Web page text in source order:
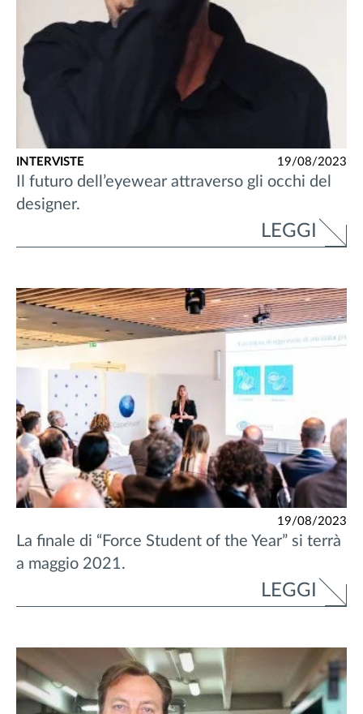
INTERVISTE 19/08/2023
Il futuro dell’eyewear attraverso gli occhi del
designer.
LEGGI
19/08/2023
La finale di “Force Student of the Year” si terrà
a maggio 2021.
LEGGI